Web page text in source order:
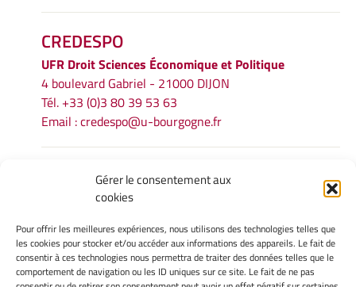
Gérer le consentement aux
cookies
Pour offrir les meilleures expériences, nous utilisons des technologies telles que
les cookies pour stocker et/ou accéder aux informations des appareils. Le fait de
consentir à ces technologies nous permettra de traiter des données telles que le
comportement de navigation ou les ID uniques sur ce site. Le fait de ne pas
CREDESPO
UFR Droit Sciences Économique et Politique
4 boulevard Gabriel - 21000 DIJON
Tél. +33 (0)3 80 39 53 63
Email :credespo@u-bourgogne.fr
INFORMATIONS LÉGALES
Mentions légales
Politique de cookies
Déclaration de confidentialité
Avertissement